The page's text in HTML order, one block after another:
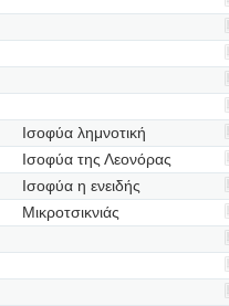
Ισοφύα λημνοτική
Ισοφύα της Λεονόρας
Ισοφύα η ενειδής
Μικροτσικνιάς